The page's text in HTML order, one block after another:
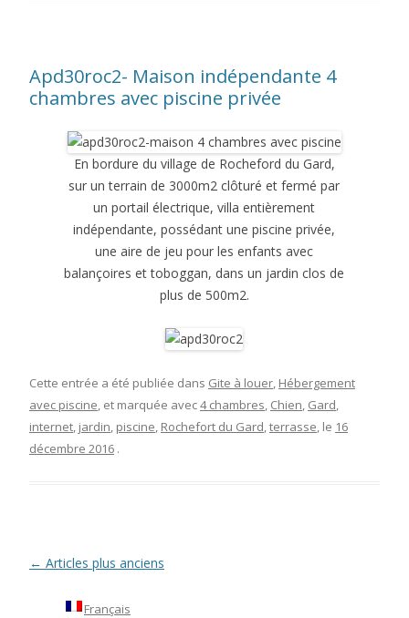
Apd30roc2- Maison indépendante 4
chambres avec piscine privée
En bordure du village de Rocheford du Gard,
sur un terrain de 3000m2 clôturé et fermé par
un portail électrique, villa entièrement
indépendante, possédant une piscine privée,
une aire de jeu pour les enfants avec
balançoires et toboggan, dans un jardin clos de
plus de 500m2.
Cette entrée a été publiée dans Gite à louer, Hébergement
avec piscine, et marquée avec4 chambres, Chien, Gard,
internet, jardin, piscine, Rochefort du Gard,terrasse, le 16
décembre 2016 .
← Articles plus anciens
Français